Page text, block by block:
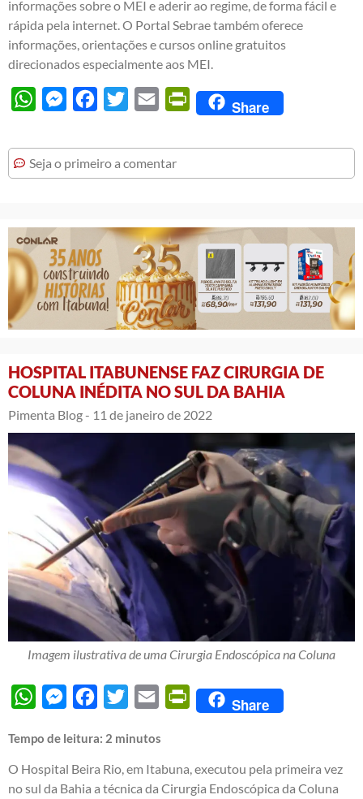
informações sobre o MEI e aderir ao regime, de forma fácil e
rápida pela internet. O Portal Sebrae também oferece
informações, orientações e cursos online gratuitos
direcionados especialmente aos MEI.
WhatsAppMessengerFacebook
Twitter Email PrintFriendly
Share
Seja o primeiro a comentar
HOSPITAL ITABUNENSE FAZ CIRURGIA DE
COLUNA INÉDITA NO SUL DA BAHIA
Pimenta Blog - 11 de janeiro de 2022
Imagem ilustrativa de uma Cirurgia Endoscópica na Coluna
WhatsAppMessengerFacebook
Twitter Email PrintFriendly
Share
Tempo de leitura: 2 minutos
O Hospital Beira Rio, em Itabuna, executou pela primeira vez
no sul da Bahia a técnica da Cirurgia Endoscópica da Coluna